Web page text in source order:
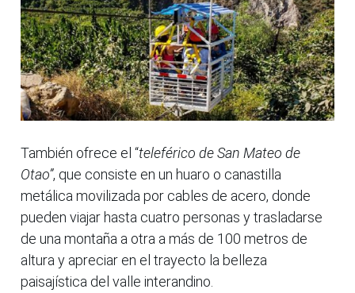
También ofrece el “teleférico de San Mateo de
Otao”, que consiste en un huaro o canastilla
metálica movilizada por cables de acero, donde
pueden viajar hasta cuatro personas y trasladarse
de una montaña a otra a más de 100 metros de
altura y apreciar en el trayecto la belleza
paisajística del valle interandino.